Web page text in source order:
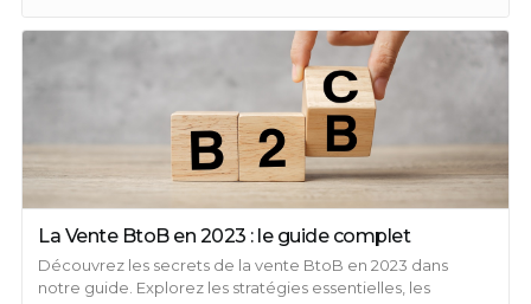
La Vente BtoB en 2023 : le guide complet
Découvrez les secrets de la vente BtoB en 2023 dans
notre guide. Explorez les stratégies essentielles, les